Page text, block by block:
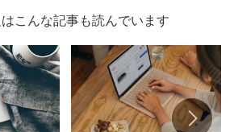
こんな記事も読んでいます